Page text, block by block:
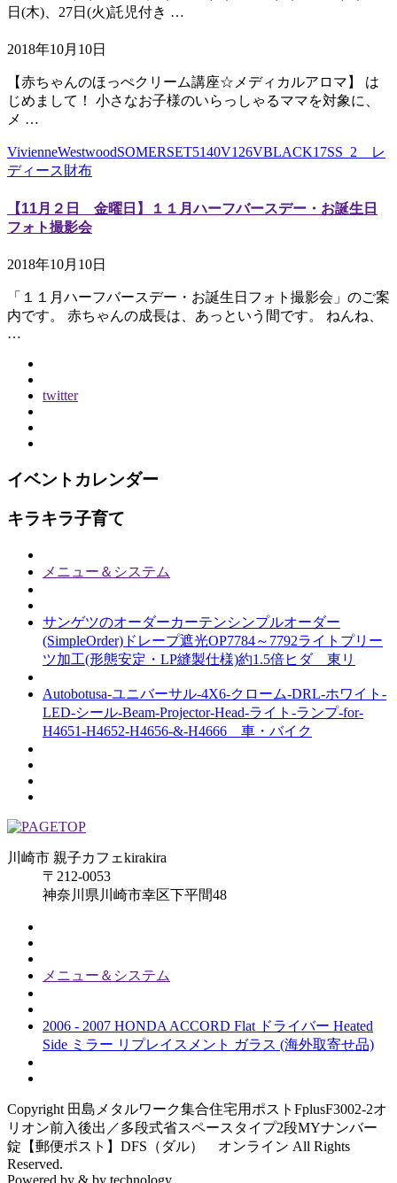
日(木)、27日(火)託児付き …
2018年10月10日
【赤ちゃんのほっぺクリーム講座☆メディカルアロマ】 は
じめまして！ 小さなお子様のいらっしゃるママを対象に、
メ …
VivienneWestwoodSOMERSET5140V126VBLACK17SS_2 レ
ディース財布
【11月２日 金曜日】１１月ハーフバースデー・お誕生日
フォト撮影会
2018年10月10日
「１１月ハーフバースデー・お誕生日フォト撮影会」のご案
内です。 赤ちゃんの成長は、あっという間です。 ねんね、
…
twitter
イベントカレンダー
キラキラ子育て
メニュー＆システム
サンゲツのオーダーカーテンシンプルオーダー
(SimpleOrder)ドレープ遮光OP7784～7792ライトプリー
ツ加工(形態安定・LP縫製仕様)約1.5倍ヒダ 東リ
Autobotusa-ユニバーサル-4X6-クローム-DRL-ホワイト-
LED-シール-Beam-Projector-Head-ライト-ランプ-for-
H4651-H4652-H4656-&-H4666 車・バイク
川崎市 親子カフェkirakira
〒212-0053
神奈川県川崎市幸区下平間48
メニュー＆システム
2006 - 2007 HONDA ACCORD Flat ドライバー Heated
Side ミラー リプレイスメント ガラス (海外取寄せ品)
Copyright 田島メタルワーク集合住宅用ポストFplusF3002-2オ
リオン前入後出／多段式省スペースタイプ2段MYナンバー
錠【郵便ポスト】DFS（ダル） オンライン All Rights
Reserved.
Powered by & by technology.